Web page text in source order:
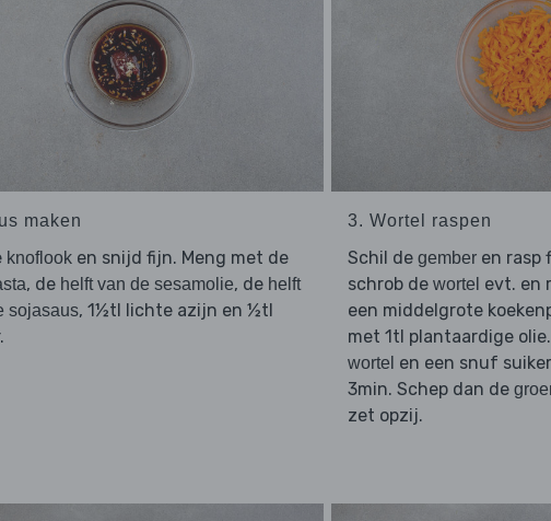
maken
knoflooken snijd fijn. Meng met de
, de helft van de sesamolie, de helft
sojasaus, 1½tl lichte azijn en ½tl
3. Wortel raspen
Schil de gember en rasp
schrob de wortel evt. en
een middelgrote
met 1tl plantaardige
wortel en een snuf
3min. Schep dan de
zet opzij.